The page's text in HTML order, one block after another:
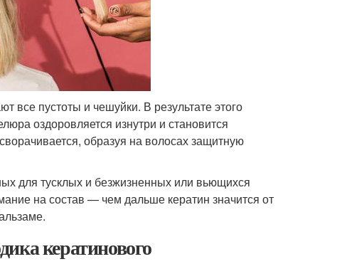
все пустоты и чешуйки. В результате этого
оздоровляется изнутри и становится
образуя на волосах защитную
для тусклых и безжизненных или вьющихся
на состав — чем дальше кератин значится от
кератинового